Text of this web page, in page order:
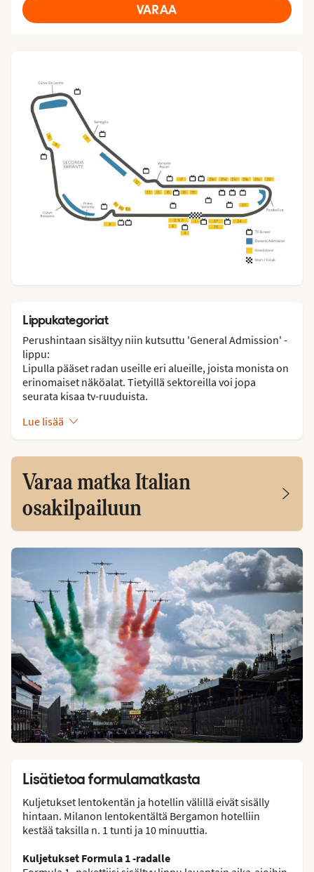
VARAA
Lippukategoriat
Perushintaan sisältyy niin kutsuttu 'General Admission' -
lippu:
Lipulla pääset radan useille eri alueille, joista monista on
erinomaiset näköalat. Tietyillä sektoreilla voi jopa
seurata kisaa tv-ruuduista.
Lue lisää
Varaa matka Italian
osakilpailuun
Lisätietoa formulamatkasta
Kuljetukset lentokentän ja hotellin välillä eivät sisälly
hintaan. Milanon lentokentältä Bergamon hotelliin
kestää taksilla n. 1 tunti ja 10 minuuttia.
Kuljetukset Formula 1 -radalle